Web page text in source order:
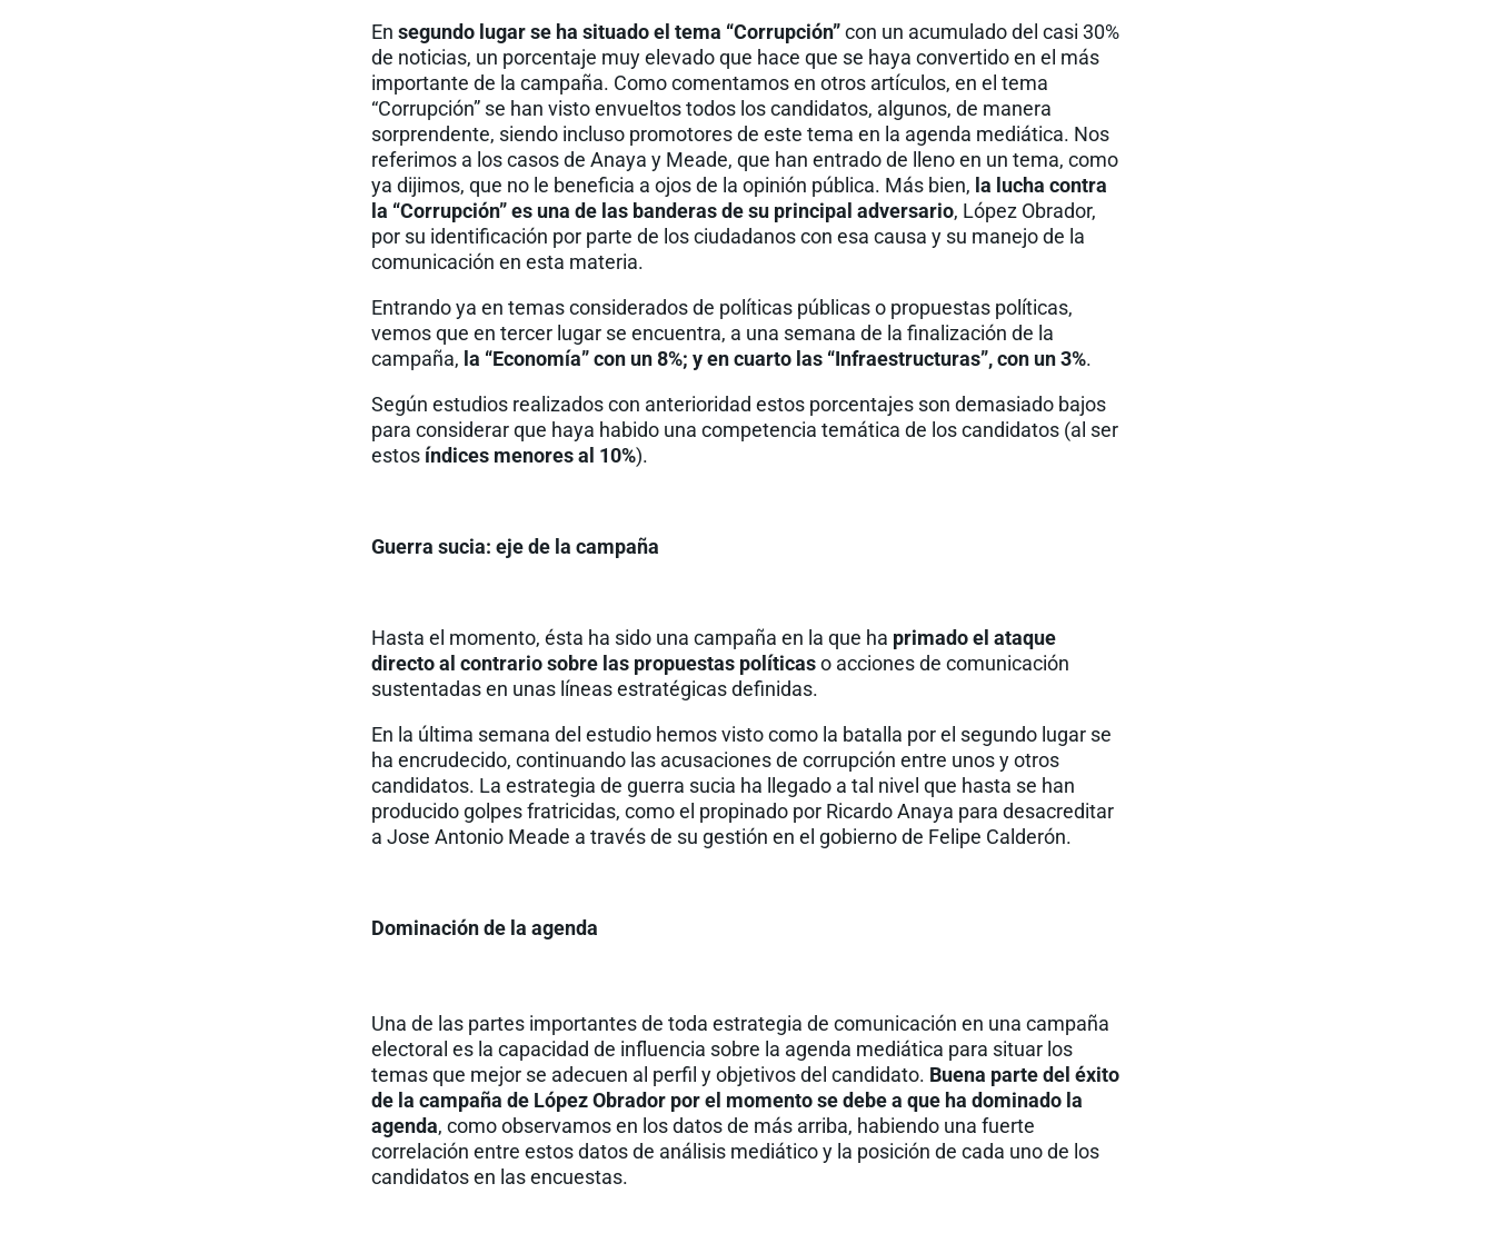
Ensegundo lugar se ha situado el tema “Corrupción”con un acumulado del casi 30%
de noticias, un porcentaje muy elevado que hace que se haya convertido en el más
importante de la campaña. Como comentamos en otros artículos, en el tema
“Corrupción” se han visto envueltos todos los candidatos, algunos, de manera
sorprendente, siendo incluso promotores de este tema en la agenda mediática. Nos
referimos a los casos de Anaya y Meade, que han entrado de lleno en un tema, como
ya dijimos, que no le beneficia a ojos de la opinión pública. Más bien, la lucha contra
la “Corrupción” es una de las banderas de su principal adversario, López Obrador,
por su identificación por parte de los ciudadanos con esa causa y su manejo de la
comunicación en esta materia.
Entrando ya en temas considerados de políticas públicas o propuestas políticas,
vemos que en tercer lugar se encuentra, a una semana de la finalización de la
campaña, la “Economía” con un 8%; y en cuarto las “Infraestructuras”, con un 3%.
Según estudios realizados con anterioridad estos porcentajes son demasiado bajos
para considerar que haya habido una competencia temática de los candidatos (al ser
estos índices menores al 10%).
Guerra sucia: eje de la campaña
Hasta el momento, ésta ha sido una campaña en la que ha primado el ataque
directo al contrario sobre las propuestas políticaso acciones de comunicación
sustentadas en unas líneas estratégicas definidas.
En la última semana del estudio hemos visto como la batalla por el segundo lugar se
ha encrudecido, continuando las acusaciones de corrupción entre unos y otros
candidatos. La estrategia de guerra sucia ha llegado a tal nivel que hasta se han
producido golpes fratricidas, como el propinado por Ricardo Anaya para desacreditar
a Jose Antonio Meade a través de su gestión en el gobierno de Felipe Calderón.
Dominación de la agenda
Una de las partes importantes de toda estrategia de comunicación en una campaña
electoral es la capacidad de influencia sobre la agenda mediática para situar los
temas que mejor se adecuen al perfil y objetivos del candidato. Buena parte del éxito
de la campaña de López Obrador por el momento se debe a que ha dominado la
agenda, como observamos en los datos de más arriba, habiendo una fuerte
correlación entre estos datos de análisis mediático y la posición de cada uno de los
candidatos en las encuestas.